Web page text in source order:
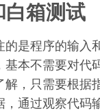
白箱测试
的是程序的输入
基本不需要对代
解，只需要根据
，通过观察代码